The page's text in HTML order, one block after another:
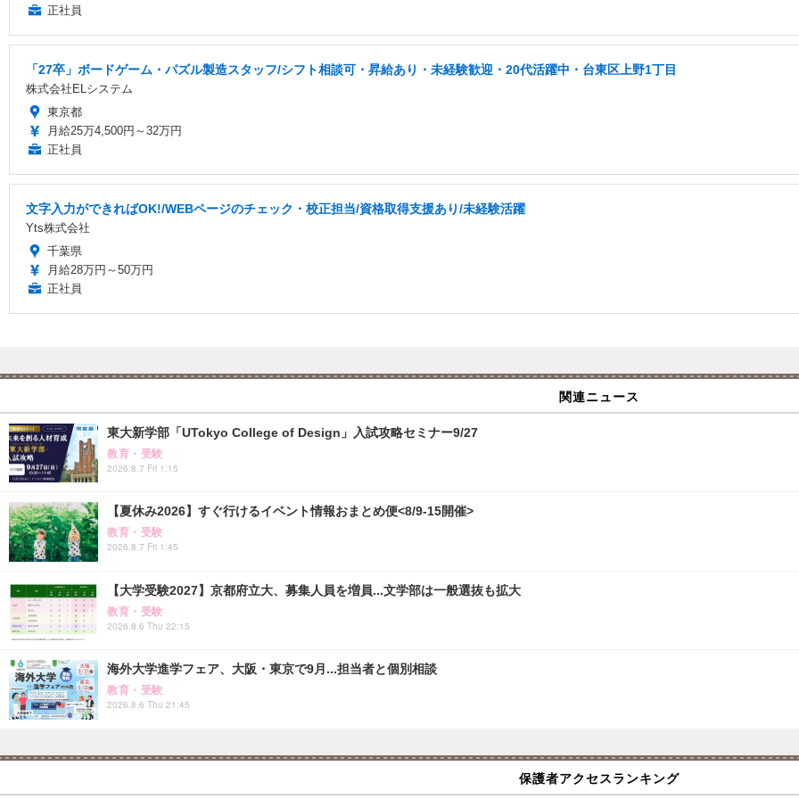
正社員
「27卒」ボードゲーム・パズル製造スタッフ/シフト相談可・昇給あり・未経験歓迎・20代活躍中・台東区上野1丁目
株式会社ELシステム
東京都
月給25万4,500円～32万円
正社員
文字入力ができればOK!/WEBページのチェック・校正担当/資格取得支援あり/未経験活躍
Yts株式会社
千葉県
月給28万円～50万円
正社員
関連ニュース
東大新学部「UTokyo College of Design」入試攻略セミナー9/27
教育・受験
2026.8.7 Fri 1:15
【夏休み2026】すぐ行けるイベント情報おまとめ便<8/9-15開催>
教育・受験
2026.8.7 Fri 1:45
【大学受験2027】京都府立大、募集人員を増員...文学部は一般選抜も拡大
教育・受験
2026.8.6 Thu 22:15
海外大学進学フェア、大阪・東京で9月...担当者と個別相談
教育・受験
2026.8.6 Thu 21:45
保護者アクセスランキング